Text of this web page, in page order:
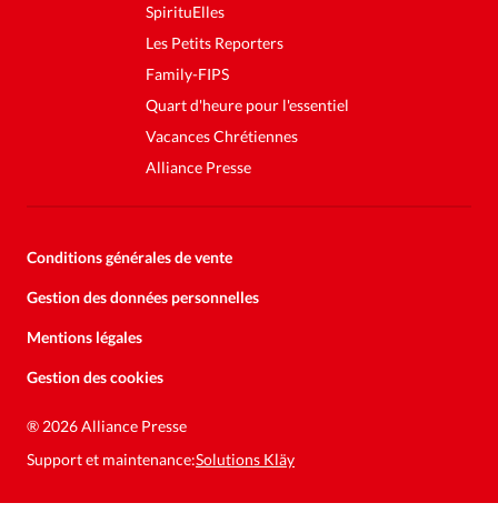
SpirituElles
Les Petits Reporters
Family-FIPS
Quart d'heure pour l'essentiel
Vacances Chrétiennes
Alliance Presse
Conditions générales de vente
Gestion des données personnelles
Mentions légales
Gestion des cookies
® 2026 Alliance Presse
Support et maintenance:Solutions Kläy